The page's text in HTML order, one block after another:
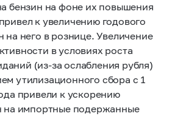
бензин на фоне их повышения
к увеличению годового
на него в рознице. Увеличение
в условиях роста
(из-за ослабления рубля)
утилизационного сбора с 1
привели к ускорению
на импортные подержанные